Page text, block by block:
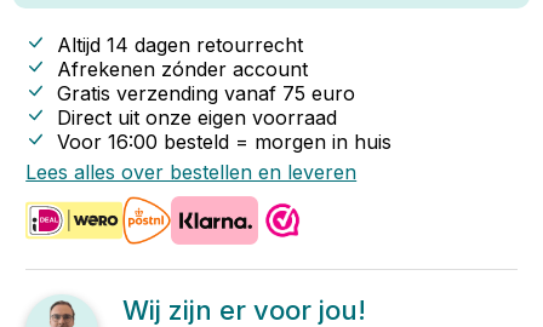
Altijd 14 dagen retourrecht
Afrekenen zónder account
Gratis verzending vanaf 75 euro
Direct uit onze eigen voorraad
Voor 16:00 besteld = morgen in huis
Lees alles over bestellen en leveren
Wij zijn er voor jou!